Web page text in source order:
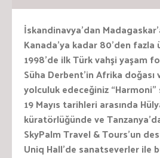
İskandinavya’dan
Kanada’ya kadar 80’den fazla
1998’de ilk Türk vahşi yaşam
Süha Derbent’in Afrika
yolculuk edeceğiniz “Harmoni”
19 Mayıs tarihleri arasında
küratörlüğünde ve
SkyPalm Travel & Tours’un
Uniq Hall’de sanatseverler ile